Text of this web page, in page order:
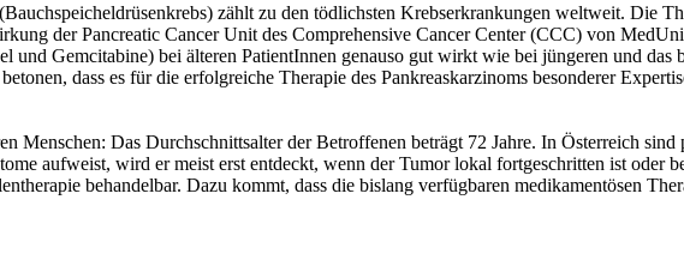
zählt zu den tödlichsten Krebserkrankungen weltweit. Die
der Pancreatic Cancer Unit des Comprehensive Cancer Center (CCC) von
und Gemcitabine) bei älteren PatientInnen genauso gut wirkt wie bei jüngeren und
dass es für die erfolgreiche Therapie des Pankreaskarzinoms besonderer
Menschen: Das Durchschnittsalter der Betroffenen beträgt 72 Jahre. In Österreich
aufweist, wird er meist erst entdeckt, wenn der Tumor lokal fortgeschritten ist oder
behandelbar. Dazu kommt, dass die bislang verfügbaren medikamentösen